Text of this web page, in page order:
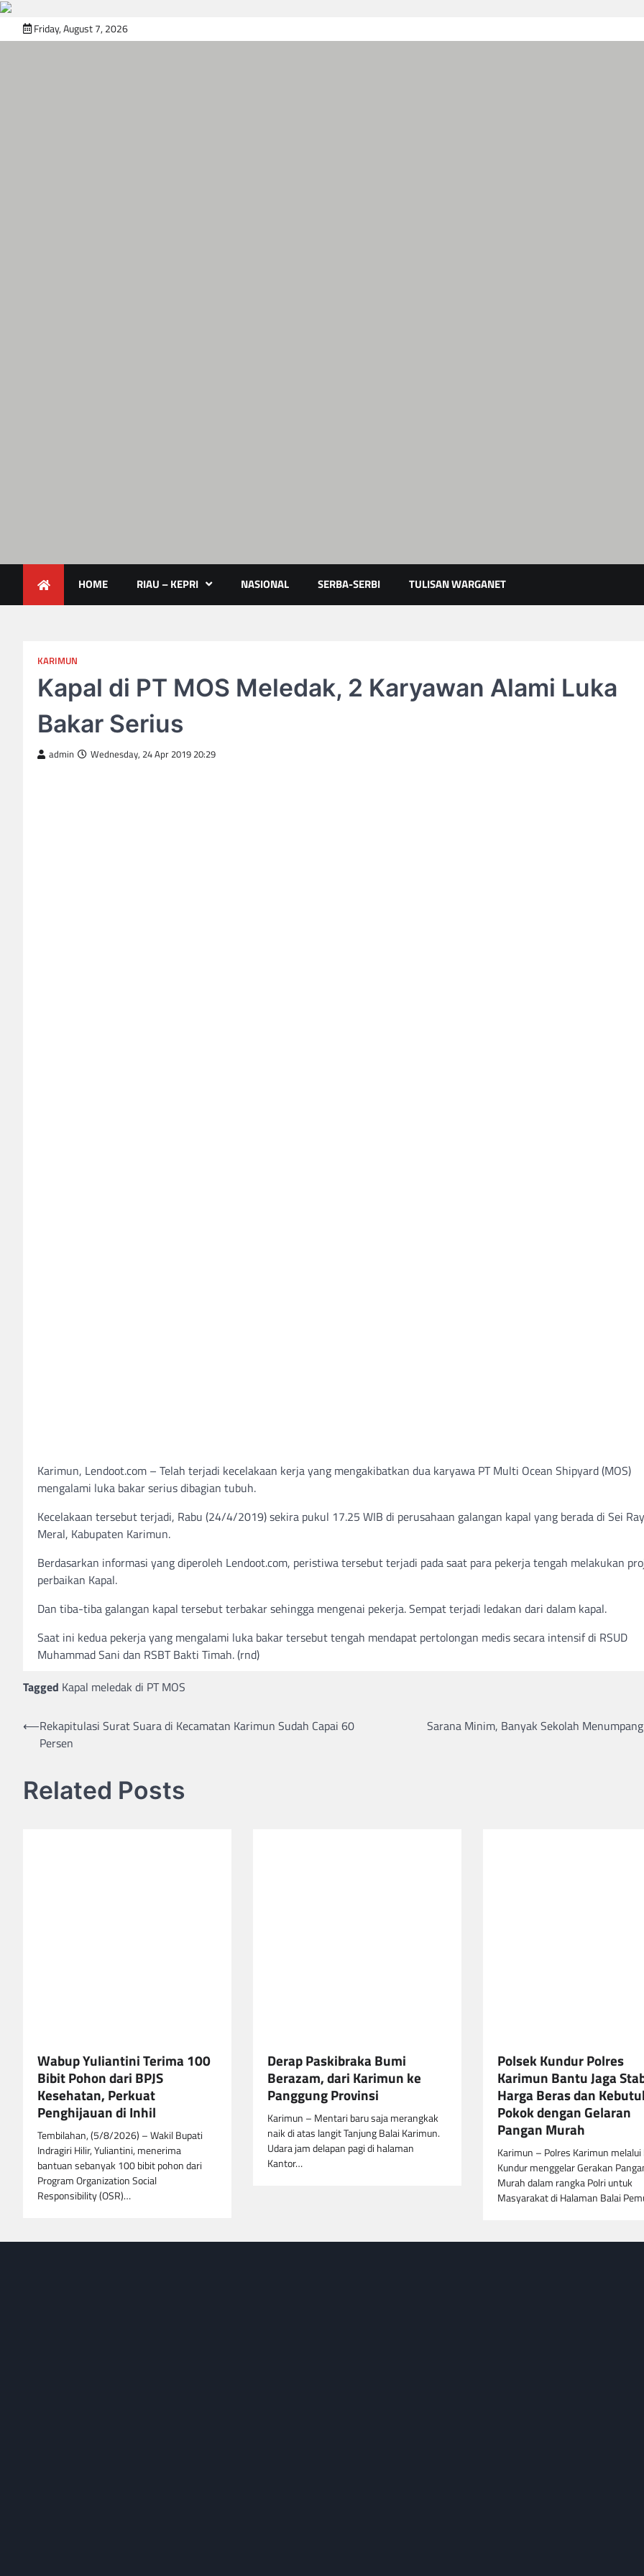
to
Friday, August 7, 2026
HOME RIAU – KEPRI NASIONAL SERBA-SERBI TULISAN WARGANET
KARIMUN
Kapal di PT MOS Meledak, 2 Karyawan Alami Luka
Bakar Serius
admin Wednesday, 24 Apr 2019 20:29
Karimun, Lendoot.com – Telah terjadi kecelakaan kerja yang mengakibatkan dua karyawa PT Multi Ocean Shipyard (MOS)
mengalami luka bakar serius dibagian tubuh.
Kecelakaan tersebut terjadi, Rabu (24/4/2019) sekira pukul 17.25 WIB di perusahaan galangan kapal yang berada di Sei
Meral, Kabupaten Karimun.
Berdasarkan informasi yang diperoleh Lendoot.com, peristiwa tersebut terjadi pada saat para pekerja tengah melakukan
perbaikan Kapal.
Dan tiba-tiba galangan kapal tersebut terbakar sehingga mengenai pekerja. Sempat terjadi ledakan dari dalam kapal.
Saat ini kedua pekerja yang mengalami luka bakar tersebut tengah mendapat pertolongan medis secara intensif di RSUD
Muhammad Sani dan RSBT Bakti Timah. (rnd)
Tagged Kapal meledak di PT MOS
Post
navigation
⟵Rekapitulasi Surat Suara di Kecamatan Karimun Sudah Capai 60
Persen
Sarana Minim, Banyak Sekolah
Related Posts
Wabup Yuliantini Terima 100
Bibit Pohon dari BPJS
Kesehatan, Perkuat
Penghijauan di Inhil
Tembilahan, (5/8/2026) – Wakil Bupati
Indragiri Hilir, Yuliantini, menerima
bantuan sebanyak 100 bibit pohon dari
Program Organization Social
Responsibility (OSR)…
Derap Paskibraka Bumi
Berazam, dari Karimun ke
Panggung Provinsi
Karimun – Mentari baru saja merangkak
naik di atas langit Tanjung Balai Karimun.
Udara jam delapan pagi di halaman
Kantor…
Polsek Kundur Polres
Karimun Bantu Jaga
Harga Beras dan
Pokok dengan Gelaran
Pangan Murah
Karimun – Polres Karimun melalui
Kundur menggelar Gerakan
Murah dalam rangka Polri untuk
Masyarakat di Halaman Balai